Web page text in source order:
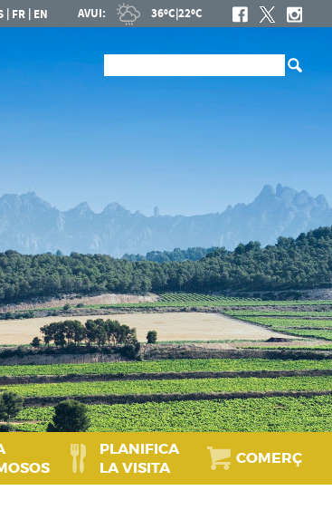
| FR | EN AVUI: 36ºC|22ºC
PLANIFICA
LA VISITA
COMERÇ